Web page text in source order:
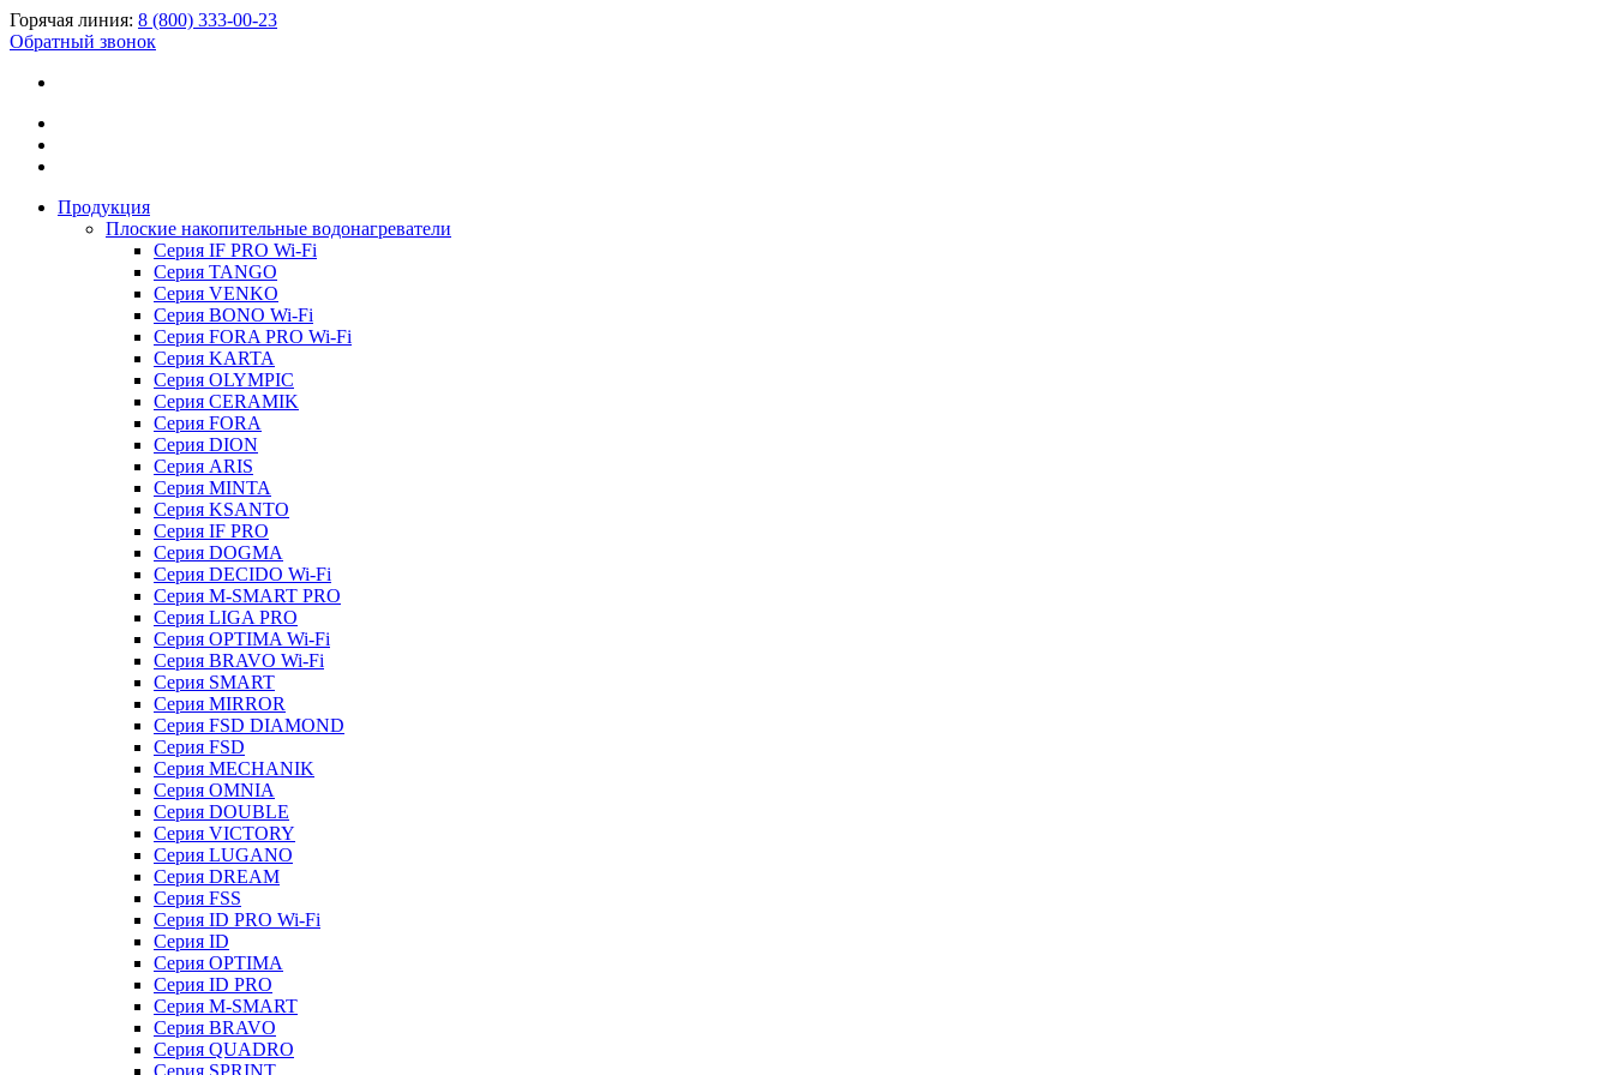
Горячая линия: 8 (800) 333-00-23
Обратный звонок
Продукция
Плоские накопительные водонагреватели
Серия IF PRO Wi-Fi
Серия TANGO
Серия VENKO
Серия BONO Wi-Fi
Серия FORA PRO Wi-Fi
Серия KARTA
Серия OLYMPIC
Серия CERAMIK
Серия FORA
Серия DION
Серия ARIS
Серия MINTA
Серия KSANTO
Серия IF PRO
Серия DOGMA
Серия DECIDO Wi-Fi
Серия M-SMART PRO
Серия LIGA PRO
Серия OPTIMA Wi-Fi
Серия BRAVO Wi-Fi
Серия SMART
Серия MIRROR
Серия FSD DIAMOND
Серия FSD
Серия MECHANIK
Серия OMNIA
Серия DOUBLE
Серия VICTORY
Серия LUGANO
Серия DREAM
Серия FSS
Серия ID PRO Wi-Fi
Серия ID
Серия OPTIMA
Серия ID PRO
Серия M-SMART
Серия BRAVO
Серия QUADRO
Серия SPRINT